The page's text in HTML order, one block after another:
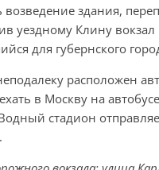
возведение здания,
уездному Клину вокзал
для губернского
расположен
в Москву на
стадион